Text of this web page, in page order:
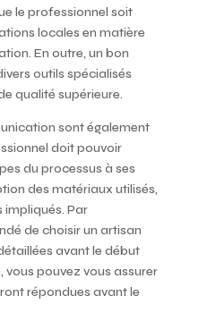
le professionnel soit
locales en matière
En outre, un bon
outils spécialisés
qualité supérieure.
sont également
doit pouvoir
du processus à ses
des matériaux utilisés,
impliqués. Par
de choisir un artisan
avant le début
pouvez vous assurer
répondues avant le